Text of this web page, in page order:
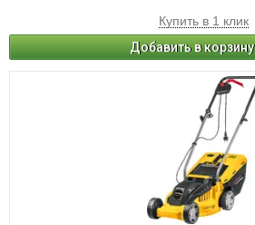
Купить в 1 клик
Добавить в корзину